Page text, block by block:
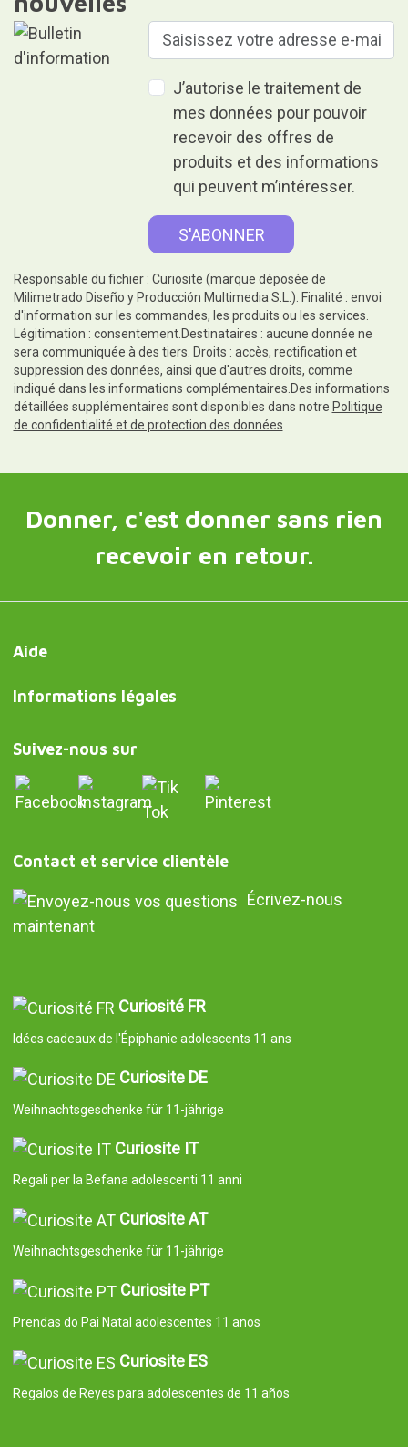
J’autorise le traitement de
mes données pour pouvoir
recevoir des offres de
produits et des informations
qui peuvent m’intéresser.
Responsable du fichier : Curiosite (marque déposée de
Milimetrado Diseño y Producción Multimedia S.L.). Finalité : envoi
d'information sur les commandes, les produits ou les services.
Légitimation : consentement.Destinataires : aucune donnée ne
sera communiquée à des tiers. Droits : accès, rectification et
suppression des données, ainsi que d'autres droits, comme
indiqué dans les informations complémentaires.Des informations
détaillées supplémentaires sont disponibles dans notre Politique
de confidentialité et de protection des données
Donner, c'est donner sans rien
recevoir en retour.
Aide
Informations légales
Suivez-nous sur
Contact et service clientèle
Écrivez-nous
maintenant
Curiosité FR
Idées cadeaux de l'Épiphanie adolescents 11 ans
Curiosite DE
Weihnachtsgeschenke für 11-jährige
Curiosite IT
Regali per la Befana adolescenti 11 anni
Curiosite AT
Weihnachtsgeschenke für 11-jährige
Curiosite PT
Prendas do Pai Natal adolescentes 11 anos
Curiosite ES
Regalos de Reyes para adolescentes de 11 años